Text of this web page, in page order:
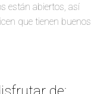
están abiertos, así
que tienen buenos